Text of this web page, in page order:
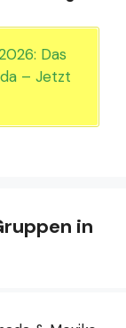
Das
– Jetzt
in